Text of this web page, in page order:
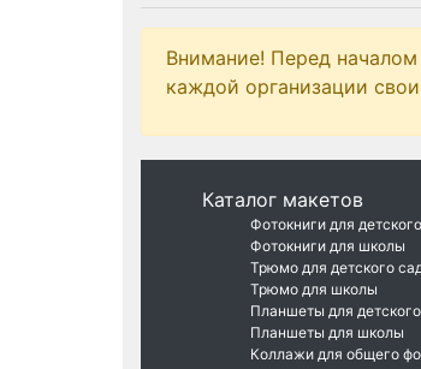
Внимание! Перед
каждой организации
Каталог макетов
Фотокниги для
Фотокниги для школы
Трюмо для детского
Трюмо для школы
Планшеты для
Планшеты для школы
Коллажи для общего